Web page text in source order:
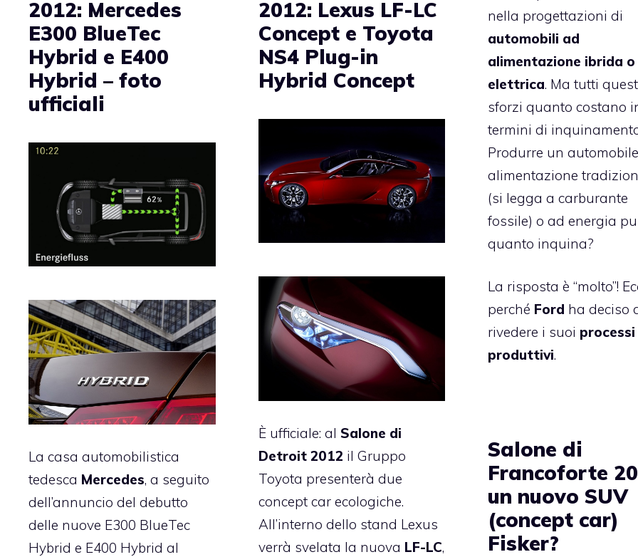
nella progettazioni di
automobili ad
alimentazione ibrida o
elettrica. Ma tutti
sforzi quanto costano
termini di
Produrre un
alimentazione
(si legga a carburante
fossile) o ad energia
quanto inquina?
La risposta è “molto”!
perché Ford ha deciso
rivedere i suoi processi
produttivi.
2012: Mercedes
E300 BlueTec
Hybrid e E400
Hybrid – foto
ufficiali
La casa automobilistica
tedesca Mercedes, a seguito
dell’annuncio del debutto
delle nuove E300 BlueTec
Hybrid e E400 Hybrid al
2012: Lexus LF-LC
Concept e Toyota
NS4 Plug-in
Hybrid Concept
È ufficiale: al Salone di
Detroit 2012 il Gruppo
Toyota presenterà due
concept car ecologiche.
All’interno dello stand Lexus
verrà svelata la nuova LF-LC,
Salone di
Francoforte
un nuovo SUV
(concept car)
Fisker?